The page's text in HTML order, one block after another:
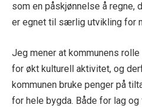
som en påskjønnelse å regne,
er egnet til særlig utvikling for
Jeg mener at kommunens
for økt kulturell aktivitet, og
kommunen bruke penger på
for hele bygda. Både for lag